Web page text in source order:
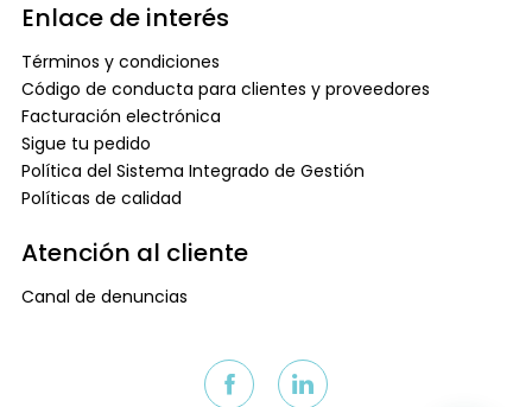
Enlace de interés
Términos y condiciones
Código de conducta para clientes y proveedores
Facturación electrónica
Sigue tu pedido
Política del Sistema Integrado de Gestión
Políticas de calidad
Atención al cliente
Canal de denuncias